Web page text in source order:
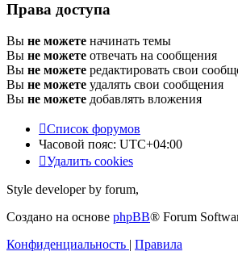
Права доступа
Вы не можете начинать темы
Вы не можете отвечать на сообщения
Вы не можете редактировать свои
Вы не можете удалять свои сообщения
Вы не можете добавлять вложения
Список форумов
Часовой пояс: UTC+04:00
Удалить cookies
Style developer by forum,
Создано на основе phpBB® Forum
Конфиденциальность | Правила